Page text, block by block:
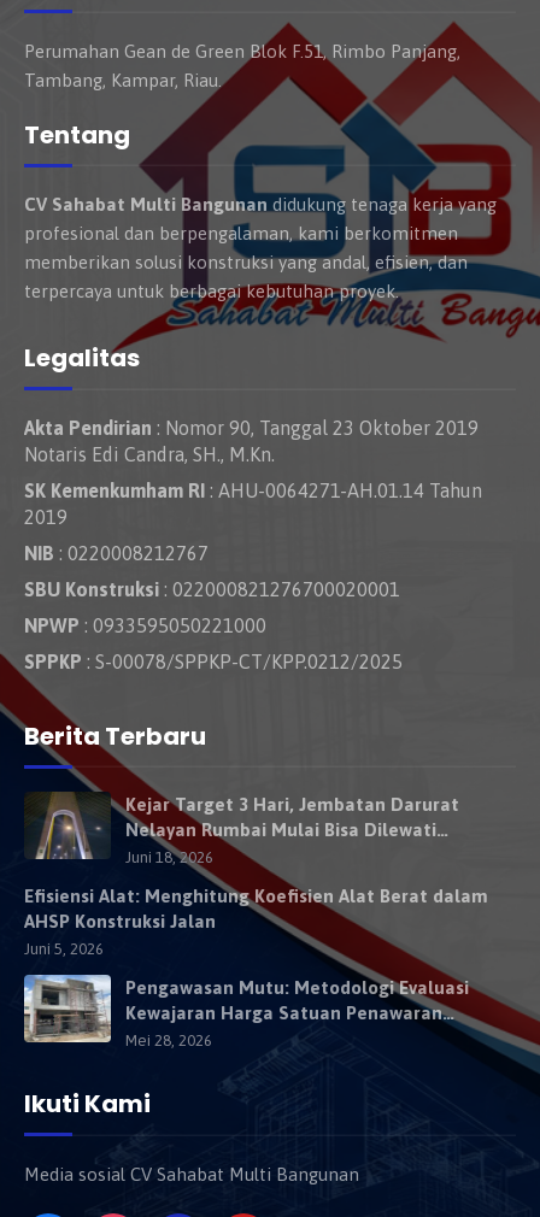
Perumahan Gean de Green Blok F.51, Rimbo Panjang,
Tambang, Kampar, Riau.
Tentang
CV Sahabat Multi Bangunan didukung tenaga kerja yang
profesional dan berpengalaman, kami berkomitmen
memberikan solusi konstruksi yang andal, efisien, dan
terpercaya untuk berbagai kebutuhan proyek.
Legalitas
Akta Pendirian : Nomor 90, Tanggal 23 Oktober 2019
Notaris Edi Candra, SH., M.Kn.
SK Kemenkumham RI : AHU-0064271-AH.01.14 Tahun
2019
NIB : 0220008212767
SBU Konstruksi : 022000821276700020001
NPWP : 0933595050221000
SPPKP : S-00078/SPPKP-CT/KPP.0212/2025
Berita Terbaru
Kejar Target 3 Hari, Jembatan Darurat
Nelayan Rumbai Mulai Bisa Dilewati
Kendaraan Besok
Juni 18, 2026
Efisiensi Alat: Menghitung Koefisien Alat Berat dalam
AHSP Konstruksi Jalan
Juni 5, 2026
Pengawasan Mutu: Metodologi Evaluasi
Kewajaran Harga Satuan Penawaran
Kontraktor
Mei 28, 2026
Ikuti Kami
Media sosial CV Sahabat Multi Bangunan